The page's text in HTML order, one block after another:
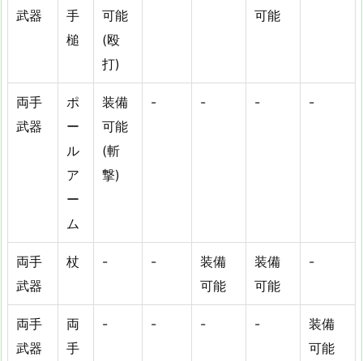
武器
手
槌
可能
(殴
打)
可能
両手
武器
ポ
ー
ル
ア
ー
ム
装備
可能
(斬
撃)
- - - -
両手
武器
杖 - -
装備
可能
装備
可能
-
両手
武器
両
手
- - - -
装備
可能